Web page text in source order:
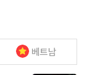
베트남